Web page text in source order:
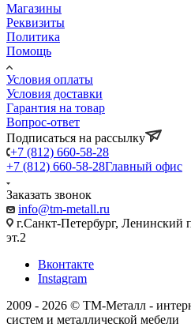
Магазины
Реквизиты
Политика
Помощь
Условия оплаты
Условия доставки
Гарантия на товар
Вопрос-ответ
Подписаться на рассылку
+7 (812) 660-58-28
+7 (812) 660-58-28Главный офис
Заказать звонок
info@tm-metall.ru
г.Санкт-Петербург, Ленинский
эт.2
Вконтакте
Instagram
2009 - 2026 © ТМ-Металл -
систем и металлической мебели